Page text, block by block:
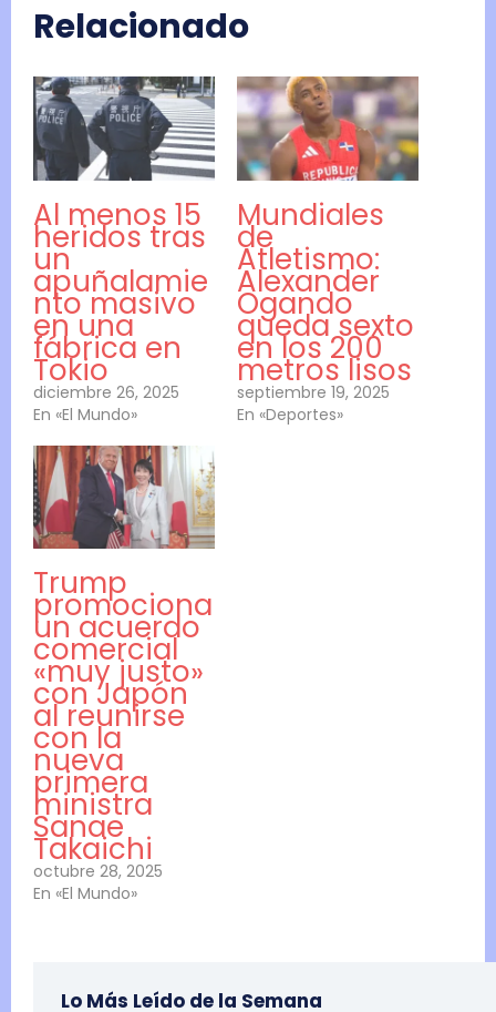
Relacionado
Al menos 15
heridos tras
un
apuñalamie
nto masivo
en una
fábrica en
Tokio
diciembre 26, 2025
En «El Mundo»
Mundiales
de
Atletismo:
Alexander
Ogando
queda sexto
en los 200
metros lisos
septiembre 19, 2025
En «Deportes»
Trump
promociona
un acuerdo
comercial
«muy justo»
con Japón
al reunirse
con la
nueva
primera
ministra
Sanae
Takaichi
octubre 28, 2025
En «El Mundo»
Lo Más Leído de la Semana